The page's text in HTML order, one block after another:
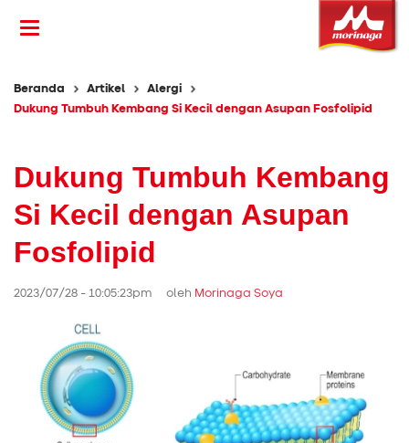
Beranda Artikel
Alergi
Dukung Tumbuh Kembang Si Kecil dengan Asupan Fosfolipid
Dukung Tumbuh Kembang
Si Kecil dengan Asupan
Fosfolipid
2023/07/28 - 10:05:23pm oleh Morinaga Soya